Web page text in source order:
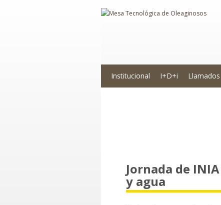
Institucional I+D+i Llamados
Jornada de
y agua